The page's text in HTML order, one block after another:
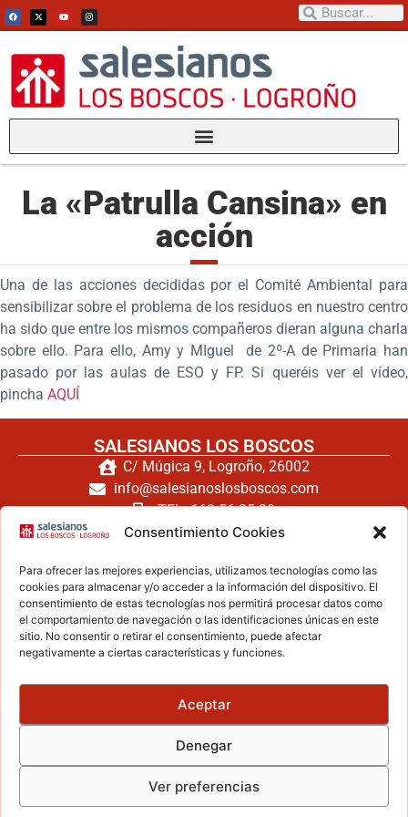
Consentimiento Cookies
Para ofrecer las mejores experiencias, utilizamos tecnologías como las
cookies para almacenar y/o acceder a la información del dispositivo. El
consentimiento de estas tecnologías nos permitirá procesar datos como
el comportamiento de navegación o las identificaciones únicas en este
sitio. No consentir o retirar el consentimiento, puede afectar
negativamente a ciertas características y funciones.
Aceptar
Denegar
Ver preferencias
La «Patrulla Cansina» en
acción
Una de las acciones decididas por el Comité Ambiental para
sensibilizar sobre el problema de los residuos en nuestro centro
ha sido que entre los mismos compañeros dieran alguna charla
sobre ello. Para ello, Amy y MIguel de 2º-A de Primaria han
pasado por las aulas de ESO y FP. Si queréis ver el vídeo,
pincha AQUÍ
SALESIANOS LOS BOSCOS
C/ Múgica 9, Logroño, 26002
info@salesianoslosboscos.com
TEL: 662 56 25 20
TEL: 941 240 171
Haz clic para aceptar cookies de
marketing y permitir este contenido
ZONA LEGAL
Aviso legal
Política de privacidad